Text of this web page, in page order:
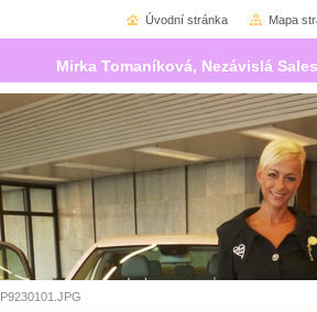
Mirka Tomaníková, Nezávislá
P9230101.JPG
Úvodní stránka Mapa